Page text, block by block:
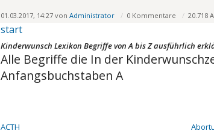
01.03.2017, 14:27 von Administrator 0 Kommentare 20.718
start
Kinderwunsch Lexikon Begriffe von A bis Z ausführlich
Alle Begriffe die In der
Anfangsbuchstaben A
ACTH